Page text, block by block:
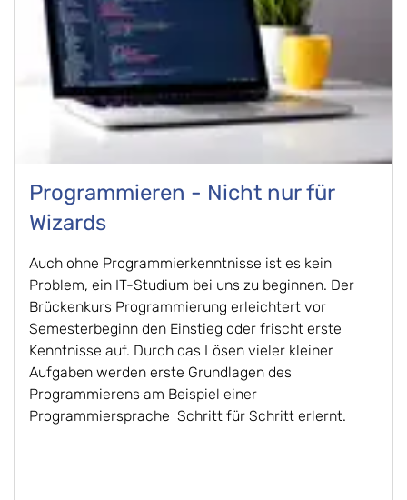
Programmieren - Nicht nur für
Wizards
Auch ohne Programmierkenntnisse ist es kein
Problem, ein IT-Studium bei uns zu beginnen. Der
Brückenkurs Programmierung erleichtert vor
Semesterbeginn den Einstieg oder frischt erste
Kenntnisse auf. Durch das Lösen vieler kleiner
Aufgaben werden erste Grundlagen des
Programmierens am Beispiel einer
Programmiersprache Schritt für Schritt erlernt.